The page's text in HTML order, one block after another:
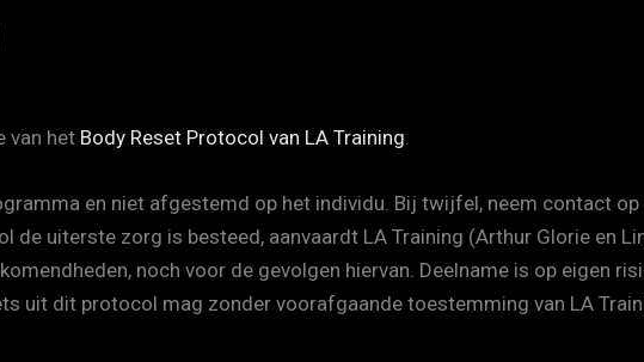
van het Body Reset Protocol van LA Training
en niet afgestemd op het individu. Bij twijfel, neem contact op
uiterste zorg is besteed, aanvaardt LA Training (Arthur Glorie en
noch voor de gevolgen hiervan. Deelname is op eigen
uit dit protocol mag zonder voorafgaande toestemming van LA